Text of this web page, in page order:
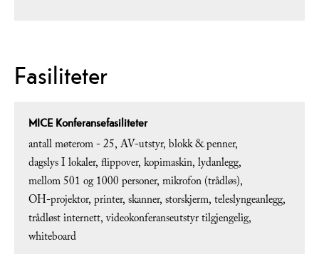
Fasiliteter
MICE Konferansefasiliteter
antall møterom -25 AV-utstyr blokk & penner
dagslys I lokaler flippover kopimaskin lydanlegg
mellom 501 og 1000 personer mikrofon (trådløs)
OH-projektor printer skanner storskjerm teleslyngeanlegg
trådløst internett videokonferanseutstyr tilgjengelig
whiteboard